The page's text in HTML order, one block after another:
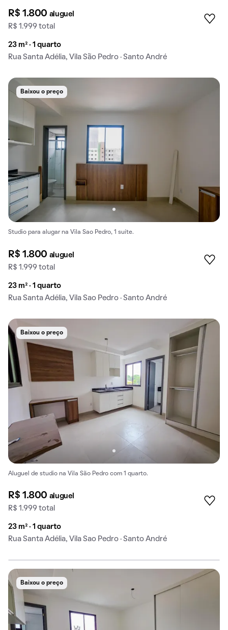
R$ 1.800 aluguel
R$ 1.999 total
23 m² · 1 quarto
Rua Santa Adélia, Vila São Pedro · Santo André
Baixou o preço
Studio para alugar na Vila Sao Pedro, 1 suíte.
R$ 1.800 aluguel
R$ 1.999 total
23 m² · 1 quarto
Rua Santa Adélia, Vila Sao Pedro · Santo André
Baixou o preço
Aluguel de studio na Vila São Pedro com 1 quarto.
R$ 1.800 aluguel
R$ 1.999 total
23 m² · 1 quarto
Rua Santa Adélia, Vila Sao Pedro · Santo André
Baixou o preço